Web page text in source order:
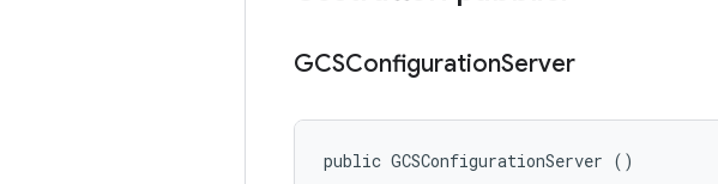
GCSConfigurationServer
public GCSConfigurationServer ()